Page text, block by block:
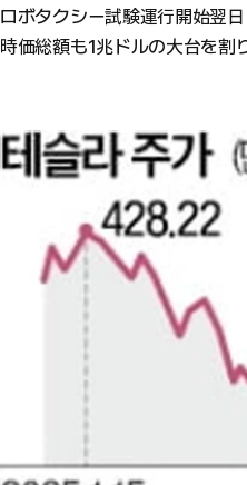
ロボタクシー試験運行開始翌
時価総額も1兆ドルの大台を割